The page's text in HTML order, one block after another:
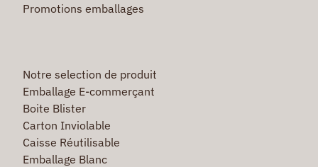
Promotions emballages
Notre selection de produit
Emballage E-commerçant
Boite Blister
Carton Inviolable
Caisse Réutilisable
Emballage Blanc